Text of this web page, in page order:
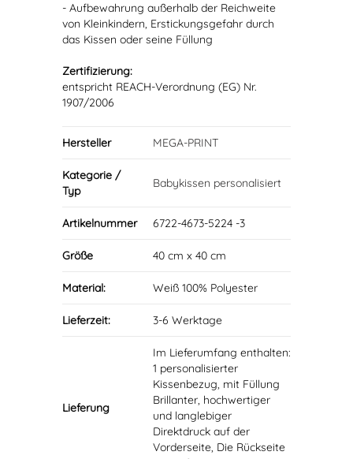
- Aufbewahrung außerhalb der Reichweite
von Kleinkindern, Erstickungsgefahr durch
das Kissen oder seine Füllung
Zertifizierung:
entspricht REACH-Verordnung (EG) Nr.
1907/2006
Hersteller MEGA-PRINT
Kategorie /
Typ
Babykissen personalisiert
Artikelnummer 6722-4673-5224 -3
Größe 40 cm x 40 cm
Material: Weiß 100% Polyester
Lieferzeit: 3-6 Werktage
Lieferung
Im Lieferumfang enthalten:
1 personalisierter
Kissenbezug, mit Füllung
Brillanter, hochwertiger
und langlebiger
Direktdruck auf der
Vorderseite, Die Rückseite